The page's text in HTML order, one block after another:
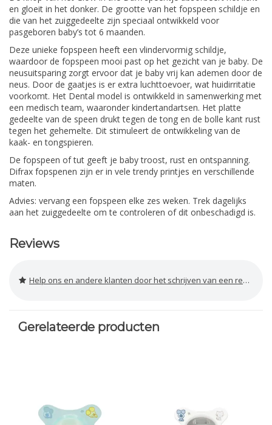
en gloeit in het donker. De grootte van het fopspeen schildje en
die van het zuiggedeelte zijn speciaal ontwikkeld voor
pasgeboren baby’s tot 6 maanden.
Deze unieke fopspeen heeft een vlindervormig schildje,
waardoor de fopspeen mooi past op het gezicht van je baby. De
neusuitsparing zorgt ervoor dat je baby vrij kan ademen door de
neus. Door de gaatjes is er extra luchttoevoer, wat huidirritatie
voorkomt. Het Dental model is ontwikkeld in samenwerking met
een medisch team, waaronder kindertandartsen. Het platte
gedeelte van de speen drukt tegen de tong en de bolle kant rust
tegen het gehemelte. Dit stimuleert de ontwikkeling van de
kaak- en tongspieren.
De fopspeen of tut geeft je baby troost, rust en ontspanning.
Difrax fopspenen zijn er in vele trendy printjes en verschillende
maten.
Advies: vervang een fopspeen elke zes weken. Trek dagelijks
aan het zuiggedeelte om te controleren of dit onbeschadigd is.
Reviews
Help ons en andere klanten door het schrijven van een review
Gerelateerde producten